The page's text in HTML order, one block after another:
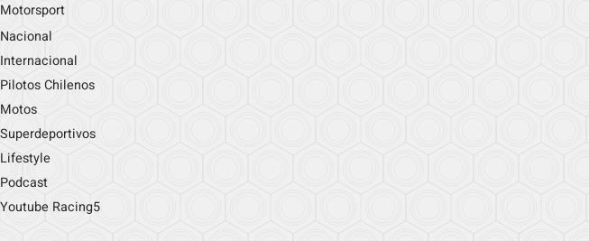
Motorsport
Nacional
Internacional
Pilotos Chilenos
Motos
Superdeportivos
Lifestyle
Podcast
Youtube Racing5